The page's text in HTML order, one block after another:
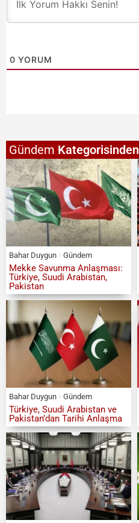
0 YORUM
Gündem Kategorisinden
Bahar Duygun Gündem
Mekke Savunma Anlaşması:
Türkiye, Suudi Arabistan,
Pakistan
Bahar Duygun Gündem
Türkiye, Suudi Arabistan ve
Pakistan’dan Tarihi Anlaşma